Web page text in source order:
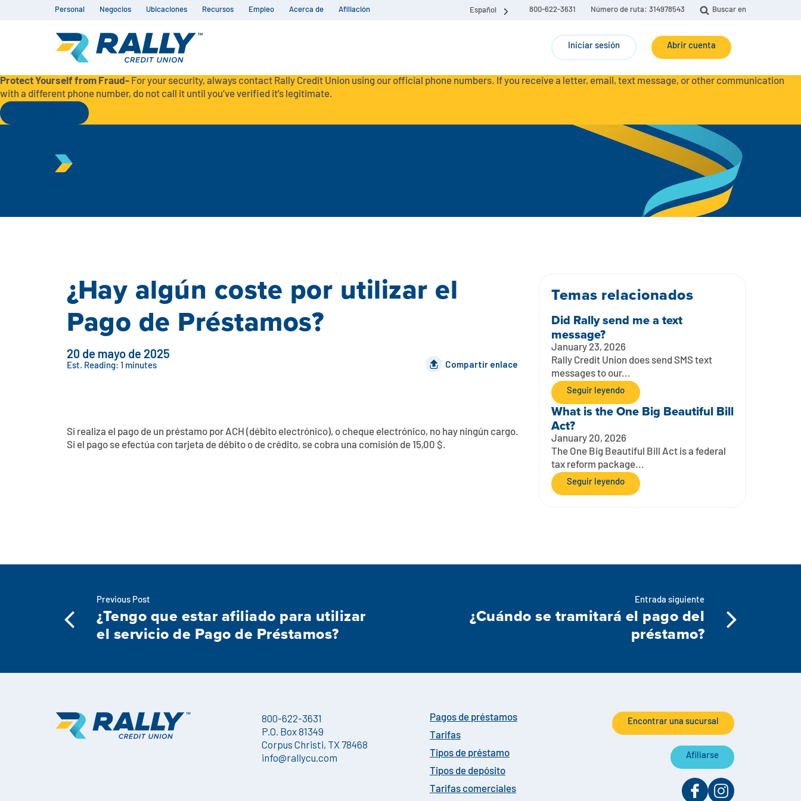
Personal Negocios Ubicaciones Recursos Empleo Acerca de Afiliación Español 800-622-3631 Número de ruta: 314978543 Buscar en
Iniciar sesión Abrir cuenta
Protect Yourself from Fraud- For your security, always contact Rally Credit Union using our official phone numbers. If you receive a letter, email, text message, or other communication
with a different phone number, do not call it until you’ve verified it’s legitimate.
¿Hay algún coste por utilizar el
Pago de Préstamos?
20 de mayo de 2025
Est. Reading: 1 minutes Compartir enlace
Si realiza el pago de un préstamo por ACH (débito electrónico), o cheque electrónico, no hay ningún cargo.
Si el pago se efectúa con tarjeta de débito o de crédito, se cobra una comisión de 15,00 $.
Temas relacionados
Did Rally send me a text
message?
January 23, 2026
Rally Credit Union does send SMS text
messages to our...
Seguir leyendo
What is the One Big Beautiful Bill
Act?
January 20, 2026
The One Big Beautiful Bill Act is a federal
tax reform package...
Seguir leyendo
Previous Post
¿Tengo que estar afiliado para utilizar
el servicio de Pago de Préstamos?
Entrada siguiente
¿Cuándo se tramitará el pago del
préstamo?
800-622-3631
P.O. Box 81349
Corpus Christi, TX 78468
info@rallycu.com
Pagos de préstamos
Tarifas
Tipos de préstamo
Tipos de depósito
Tarifas comerciales
Encontrar una sucursal
Afiliarse